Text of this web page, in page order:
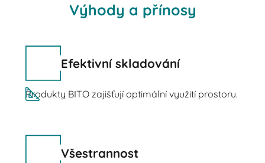
Výhody a přínosy
Efektivní skladování
Produkty BITO zajišťují optimální využití prostoru.
Všestrannost